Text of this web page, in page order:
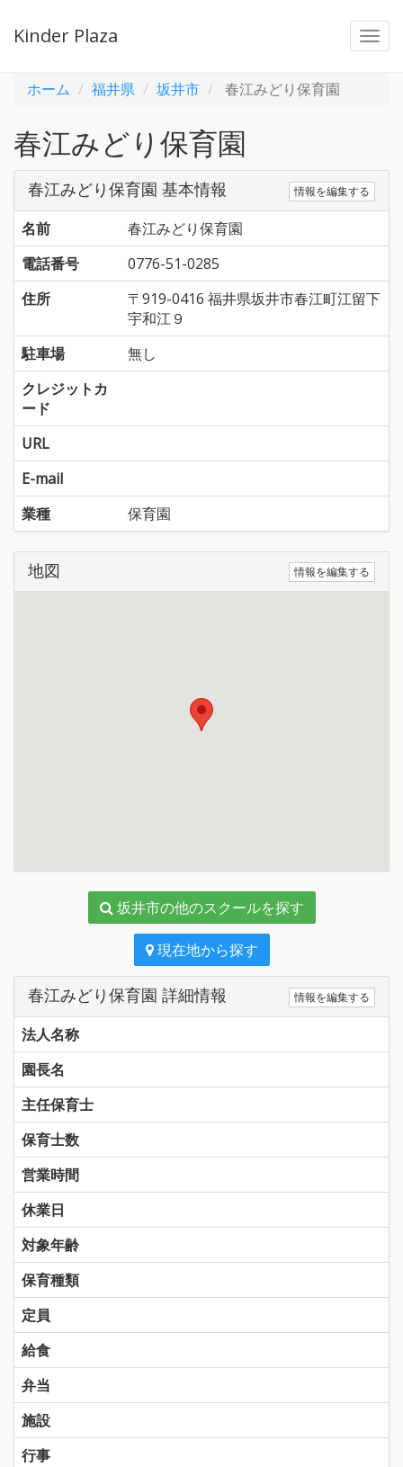
Kinder Plaza
ホーム 福井県 坂井市 春江みどり保育園
春江みどり保育園
春江みどり保育園 基本情報 情報を編集する
名前
春江みどり保育園
電話番号
0776-51-0285
住所
〒919-0416 福井県坂井市春江町江留下
宇和江９
駐車場
無し
クレジットカ
ード
URL
E-mail
業種
保育園
地図 情報を編集する
坂井市の他のスクールを探す
現在地から探す
春江みどり保育園 詳細情報 情報を編集する
法人名称
園長名
主任保育士
保育士数
営業時間
休業日
対象年齢
保育種類
定員
給食
弁当
施設
行事